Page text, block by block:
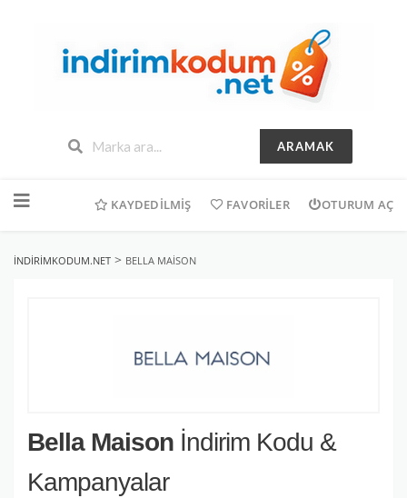
ARAMAK
geç
KAYDEDILMIŞ FAVORILER OTURUM AÇ
INDIRIMKODUM.NET > BELLA MAISON
Bella Maison İndirim Kodu &
Kampanyalar